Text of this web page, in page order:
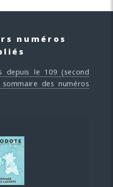
numéros
depuis le 109 (second
des numéros